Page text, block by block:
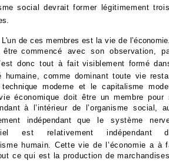
social devrait former légitimement
L'un de ces membres est la vie de
être commencé avec son observation,
donc tout à fait visiblement formé
humaine, comme dominant toute vie
moderne et le capitalisme
économique doit être un membre pour
à l’intérieur de l’organisme social,
indépendant
que le système
est relativement indépendant
humain. Cette vie de l’économie a à
ce qui est la production de